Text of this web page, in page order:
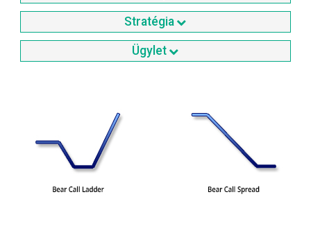
Stratégia
Ügylet